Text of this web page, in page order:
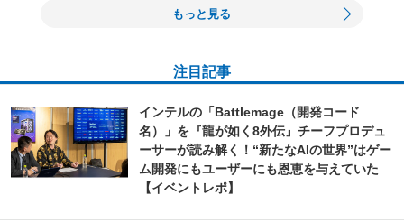
もっと見る
注目記事
インテルの「Battlemage（開発コード
名）」を『龍が如く8外伝』チーフプロデュ
ーサーが読み解く！“新たなAIの世界”はゲー
ム開発にもユーザーにも恩恵を与えていた
【イベントレポ】